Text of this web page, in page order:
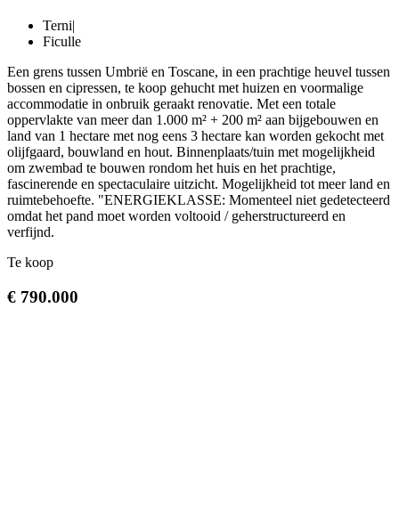
Terni|
Ficulle
Een grens tussen Umbrië en Toscane, in een prachtige heuvel tussen
bossen en cipressen, te koop gehucht met huizen en voormalige
accommodatie in onbruik geraakt renovatie. Met een totale
oppervlakte van meer dan 1.000 m² + 200 m² aan bijgebouwen en
land van 1 hectare met nog eens 3 hectare kan worden gekocht met
olijfgaard, bouwland en hout. Binnenplaats/tuin met mogelijkheid
om zwembad te bouwen rondom het huis en het prachtige,
fascinerende en spectaculaire uitzicht. Mogelijkheid tot meer land en
ruimtebehoefte. "ENERGIEKLASSE: Momenteel niet gedetecteerd
omdat het pand moet worden voltooid / geherstructureerd en
verfijnd.
Te koop
€ 790.000